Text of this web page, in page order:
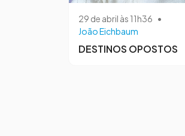
29 de abril às 11h36 •
João Eichbaum
DESTINOS OPOSTOS